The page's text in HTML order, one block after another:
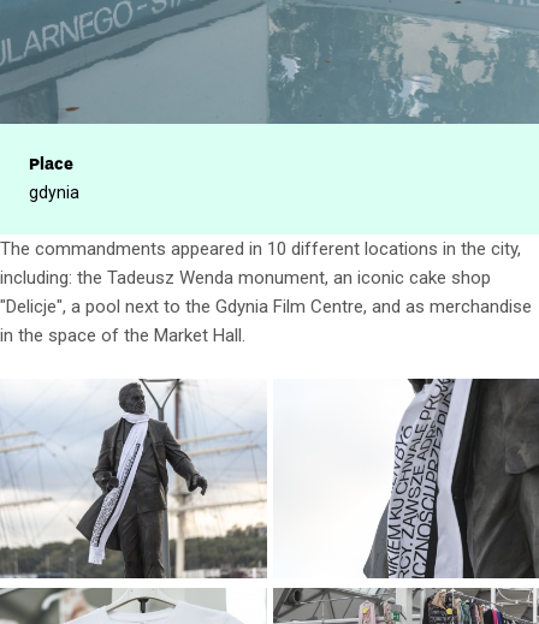
Place
gdynia
The commandments appeared in 10 different locations in the city,
including: the Tadeusz Wenda monument, an iconic cake shop
"Delicje", a pool next to the Gdynia Film Centre, and as merchandise
in the space of the Market Hall.